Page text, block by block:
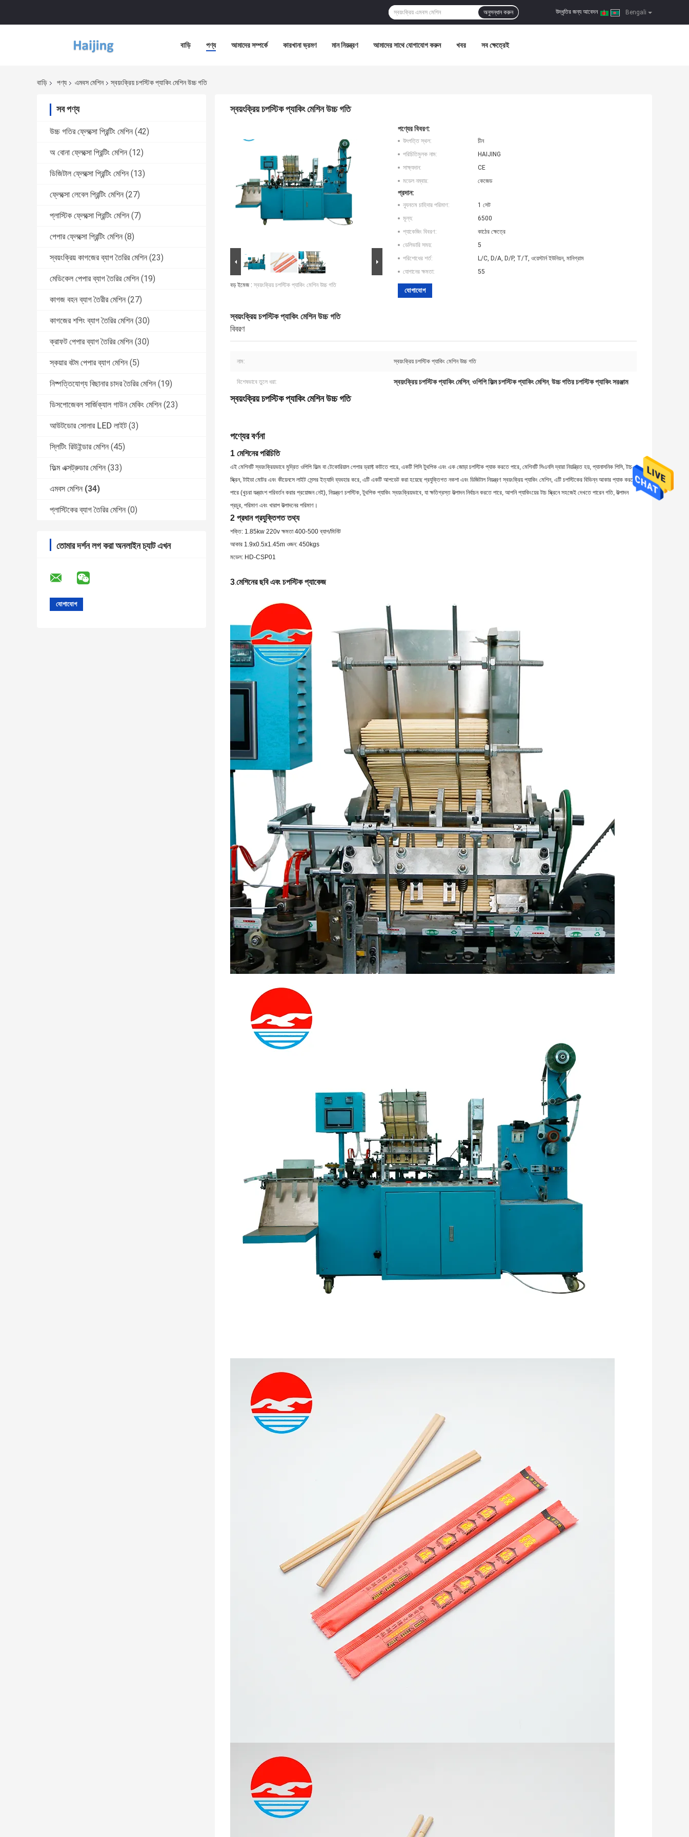
Bengali
উদ্ধৃতির জন্য আবেদন |
অনুসন্ধান করুন
বাড়ি পণ্য আমাদের সম্পর্কে কারখানা ভ্রমণ মান নিয়ন্ত্রণ আমাদের সাথে যোগাযোগ করুন খবর সব ক্ষেত্রেই
বাড়ি পণ্য এমবস মেশিন স্বয়ংক্রিয় চপস্টিক প্যাকিং মেশিন উচ্চ গতি
সব পণ্য
উচ্চ গতির ফ্লেক্সো প্রিন্টিং মেশিন (42)
অ বোনা ফ্লেক্সো প্রিন্টিং মেশিন (12)
ডিজিটাল ফ্লেক্সো প্রিন্টিং মেশিন (13)
ফ্লেক্সো লেবেল প্রিন্টিং মেশিন (27)
প্লাস্টিক ফ্লেক্সো প্রিন্টিং মেশিন (7)
পেপার ফ্লেক্সো প্রিন্টিং মেশিন (8)
স্বয়ংক্রিয় কাগজের ব্যাগ তৈরির মেশিন (23)
মেডিকেল পেপার ব্যাগ তৈরির মেশিন (19)
কাগজ বহন ব্যাগ তৈরীর মেশিন (27)
কাগজের শপিং ব্যাগ তৈরির মেশিন (30)
ক্রাফট পেপার ব্যাগ তৈরির মেশিন (30)
স্কয়ার বটম পেপার ব্যাগ মেশিন (5)
নিষ্পত্তিযোগ্য বিছানার চাদর তৈরির মেশিন (19)
ডিসপোজেবল সার্জিক্যাল গাউন মেকিং মেশিন (23)
আউটডোর সোলার LED লাইট (3)
স্লিটিং রিউইন্ডার মেশিন (45)
ফিল্ম এক্সট্রুডার মেশিন (33)
এমবস মেশিন (34)
প্লাস্টিকের ব্যাগ তৈরির মেশিন (0)
তোমার দর্শন লগ করা অনলাইন চ্যাট এখন
স্বয়ংক্রিয় চপস্টিক প্যাকিং মেশিন উচ্চ গতি
বড় ইমেজ : স্বয়ংক্রিয় চপস্টিক প্যাকিং মেশিন উচ্চ গতি
পণ্যের বিবরণ:
উৎপত্তি স্থল:
চীন
পরিচিতিমুলক নাম:
HAIJING
সাক্ষ্যদান:
CE
মডেল নম্বার:
কেজেড
প্রদান:
ন্যূনতম চাহিদার পরিমাণ:
1 সেট
মূল্য:
6500
প্যাকেজিং বিবরণ:
কাঠের ক্ষেত্রে
ডেলিভারি সময়:
5
পরিশোধের শর্ত:
L/C, D/A, D/P, T/T, ওয়েস্টার্ন ইউনিয়ন, মানিগ্রাম
যোগানের ক্ষমতা:
55
যোগাযোগ
স্বয়ংক্রিয় চপস্টিক প্যাকিং মেশিন উচ্চ গতি
বিবরণ
নাম: স্বয়ংক্রিয় চপস্টিক প্যাকিং মেশিন উচ্চ গতি
বিশেষভাবে তুলে ধরা: স্বয়ংক্রিয় চপস্টিক প্যাকিং মেশিন, ওপিপি ফিল্ম চপস্টিক প্যাকিং মেশিন, উচ্চ গতির চপস্টিক প্যাকিং সরঞ্জাম
স্বয়ংক্রিয় চপস্টিক প্যাকিং মেশিন উচ্চ গতি
পণ্যের বর্ণনা
1 মেশিনের পরিচিতি
এই মেশিনটি স্বয়ংক্রিয়ভাবে মুদ্রিত ওপিপি ফিল্ম বা টেকোরিয়াল পেপার ড্রাফ্ট কাটতে পারে, একটি পিসি টুথপিক এবং এক জোড়া চপস্টিক প্যাক করতে পারে, মেশিনটি সিএনসি দ্বারা নিয়ন্ত্রিত হয়, প্যানাসনিক পিসি, টাচ
স্ক্রিন, টাইডা মোটর এবং কীয়েনসে লাইট সেন্সর ইত্যাদি ব্যবহার করে, এটি একটি আপডেট করা হয়েছে প্রযুক্তিগত নকশা এবং ডিজিটাল নিয়ন্ত্রণ স্বয়ংক্রিয় প্যাকিং মেশিন, এটি চপস্টিকের বিভিন্ন আকার প্যাক করতে
পারে (খুচরা যন্ত্রাংশ পরিবর্তন করার প্রয়োজন নেই), নিয়ন্ত্রণ চপস্টিক, টুথপিক প্যাকিং স্বয়ংক্রিয়ভাবে, যা ক্ষতিগ্রস্ত উত্পাদন নির্বাচন করতে পারে, আপনি প্যাকিংয়ের টাচ স্ক্রিনে সহজেই দেখতে পারেন গতি, উত্পাদন
প্রচুর, পরিমাণ এবং খারাপ উত্পাদনের পরিমাণ।
2 প্রধান প্রযুক্তিগত তথ্য
শক্তি: 1.85kw 220v ক্ষমতা 400-500 ব্যাগ/মিনিট
আকার 1.9x0.5x1.45m ওজন: 450kgs
মডেল: HD-CSP01
3.মেশিনের ছবি এবং চপস্টিক প্যাকেজ